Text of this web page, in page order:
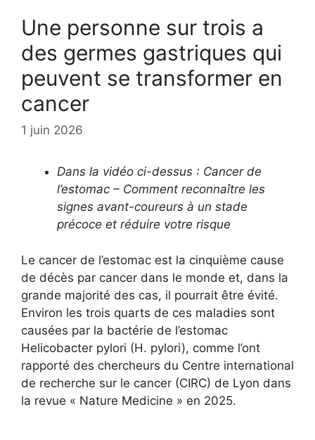
Une personne sur trois a
des germes gastriques qui
peuvent se transformer en
cancer
1 juin 2026
Dans la vidéo ci-dessus : Cancer de
l’estomac – Comment reconnaître les
signes avant-coureurs à un stade
précoce et réduire votre risque
Le cancer de l’estomac est la cinquième cause
de décès par cancer dans le monde et, dans la
grande majorité des cas, il pourrait être évité.
Environ les trois quarts de ces maladies sont
causées par la bactérie de l’estomac
Helicobacter pylori (H. pylori), comme l’ont
rapporté des chercheurs du Centre international
de recherche sur le cancer (CIRC) de Lyon dans
la revue « Nature Medicine » en 2025.